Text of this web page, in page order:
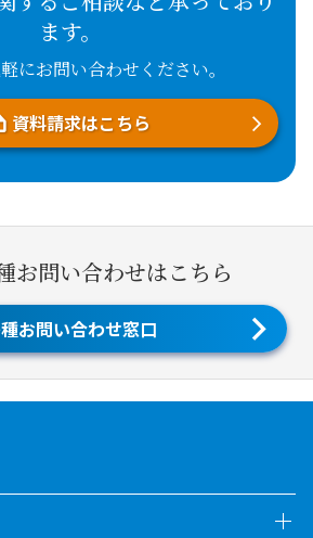
ます。
にお問い合わせください。
資料請求はこちら
お問い合わせはこちら
お問い合わせ窓口